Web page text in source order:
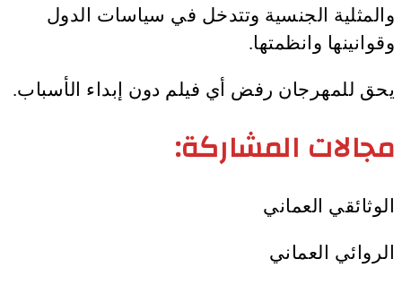
والمثلية الجنسية وتتدخل في سياسات الدول
وقوانينها وانظمتها.
يحق للمهرجان رفض أي فيلم دون إبداء الأسباب.
مجالات المشاركة:
الوثائقي العماني
الروائي العماني